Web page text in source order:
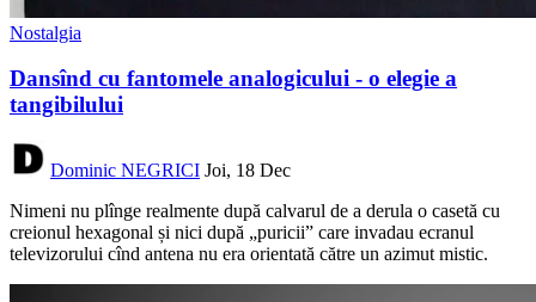
Nostalgia
Dansînd cu fantomele analogicului - o elegie a
tangibilului
Dominic NEGRICI Joi, 18 Dec
Nimeni nu plînge realmente după calvarul de a derula o casetă cu
creionul hexagonal și nici după „puricii” care invadau ecranul
televizorului cînd antena nu era orientată către un azimut mistic.